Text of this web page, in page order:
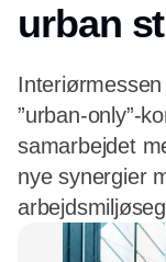
urban
”urban-only”-
samarbejdet
nye synergier